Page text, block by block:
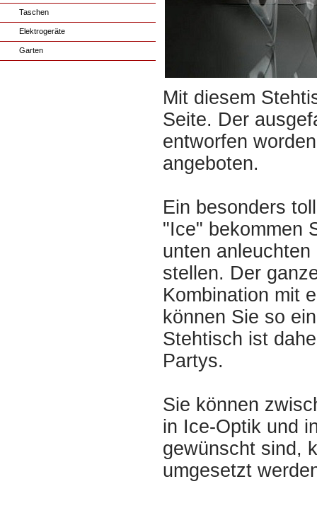
Taschen
Elektrogeräte
Garten
Mit diesem
Seite. Der
entworfen
angeboten.
Ein besonders
"Ice" bekommen
unten
stellen. Der
Kombination mit
können Sie so
Stehtisch ist
Partys.
Sie können
in Ice-Optik und
gewünscht sind,
umgesetzt